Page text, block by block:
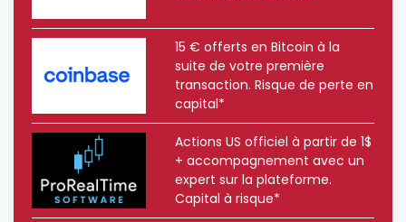
15 € offerts en Bitcoin à la
suite de votre première
transaction. Risque de perte en
capital*
Actions US officiel à partir de 1$
+ accompagnement avec un
expert sur la plateforme.
Capital à risque*